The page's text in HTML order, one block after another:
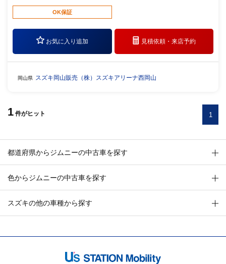
OK保証
お気に入り追加 見積依頼・来店予約
岡山県 スズキ岡山販売（株）スズキアリーナ西岡山
1 件がヒット 1
都道府県からジムニーの中古車を探す
色からジムニーの中古車を探す
スズキの他の車種から探す